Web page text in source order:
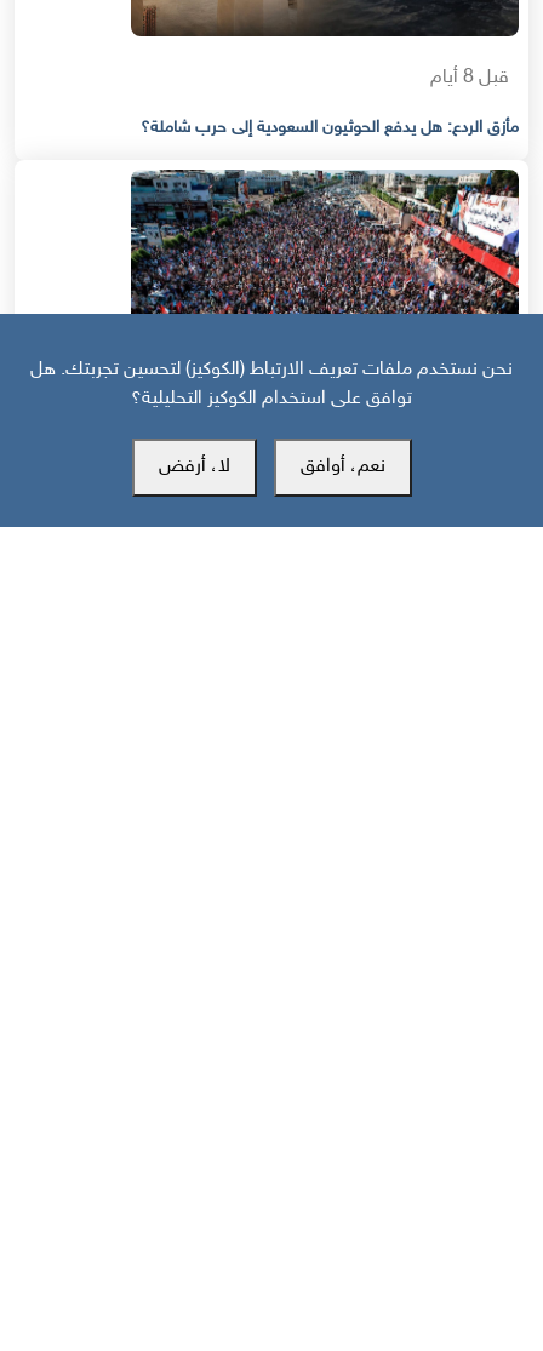
قبل 8 أيام
مأزق الردع: هل يدفع الحوثيون السعودية إلى حرب شاملة؟
نحن نستخدم ملفات تعريف الارتباط (الكوكيز) لتحسين تجربتك. هل
توافق على استخدام الكوكيز التحليلية؟
نعم، أوافق لا، أرفض